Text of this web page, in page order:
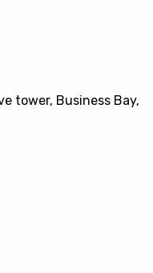
tower, Business Bay,